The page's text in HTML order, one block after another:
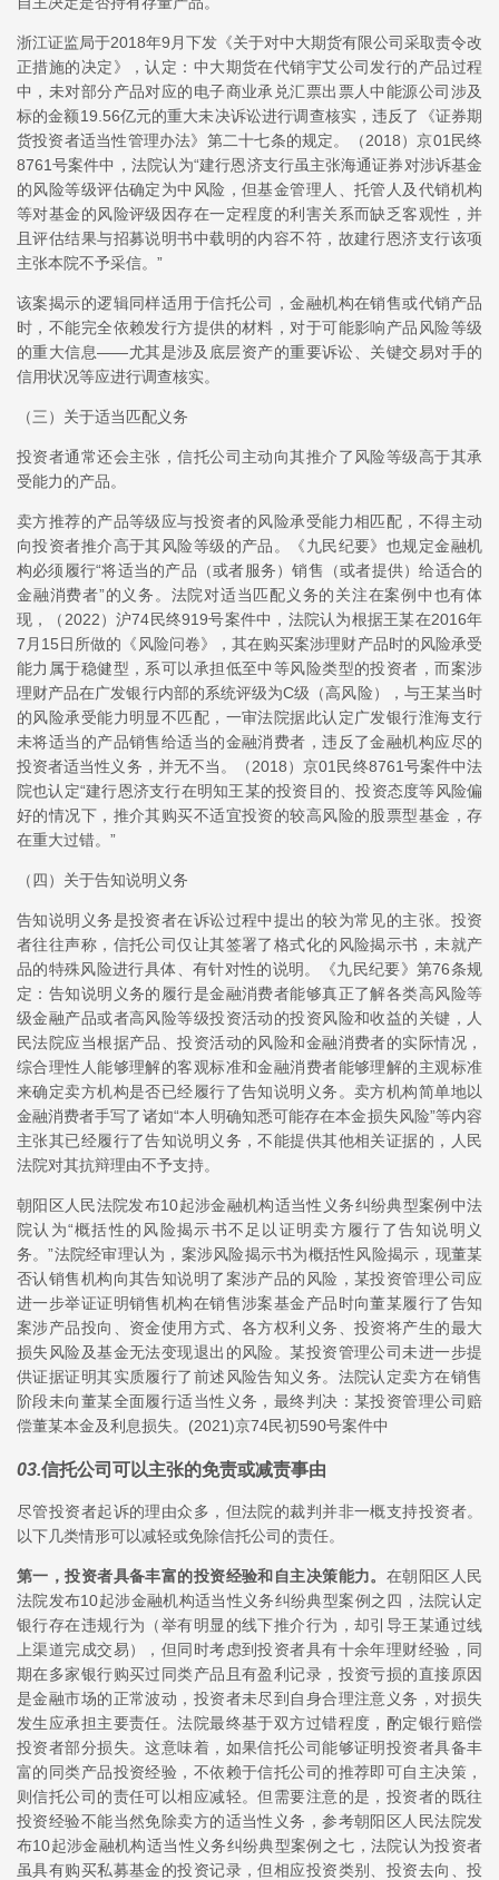
浙江证监局于2018年9月下发《关于对中大期货有限公司采取责令改
正措施的决定》，认定：中大期货在代销宇艾公司发行的产品过程
中，未对部分产品对应的电子商业承兑汇票出票人中能源公司涉及
标的金额19.56亿元的重大未决诉讼进行调查核实，违反了《证券期
货投资者适当性管理办法》第二十七条的规定。（2018）京01民终
8761号案件中，法院认为“建行恩济支行虽主张海通证券对涉诉基金
的风险等级评估确定为中风险，但基金管理人、托管人及代销机构
等对基金的风险评级因存在一定程度的利害关系而缺乏客观性，并
且评估结果与招募说明书中载明的内容不符，故建行恩济支行该项
主张本院不予采信。”
该案揭示的逻辑同样适用于信托公司，金融机构在销售或代销产品
时，不能完全依赖发行方提供的材料，对于可能影响产品风险等级
的重大信息——尤其是涉及底层资产的重要诉讼、关键交易对手的
信用状况等应进行调查核实。
（三）关于适当匹配义务
投资者通常还会主张，信托公司主动向其推介了风险等级高于其承
受能力的产品。
卖方推荐的产品等级应与投资者的风险承受能力相匹配，不得主动
向投资者推介高于其风险等级的产品。《九民纪要》也规定金融机
构必须履行“将适当的产品（或者服务）销售（或者提供）给适合的
金融消费者”的义务。法院对适当匹配义务的关注在案例中也有体
现，（2022）沪74民终919号案件中，法院认为根据王某在2016年
7月15日所做的《风险问卷》，其在购买案涉理财产品时的风险承受
能力属于稳健型，系可以承担低至中等风险类型的投资者，而案涉
理财产品在广发银行内部的系统评级为C级（高风险），与王某当时
的风险承受能力明显不匹配，一审法院据此认定广发银行淮海支行
未将适当的产品销售给适当的金融消费者，违反了金融机构应尽的
投资者适当性义务，并无不当。（2018）京01民终8761号案件中法
院也认定“建行恩济支行在明知王某的投资目的、投资态度等风险偏
好的情况下，推介其购买不适宜投资的较高风险的股票型基金，存
在重大过错。”
（四）关于告知说明义务
告知说明义务是投资者在诉讼过程中提出的较为常见的主张。投资
者往往声称，信托公司仅让其签署了格式化的风险揭示书，未就产
品的特殊风险进行具体、有针对性的说明。《九民纪要》第76条规
定：告知说明义务的履行是金融消费者能够真正了解各类高风险等
级金融产品或者高风险等级投资活动的投资风险和收益的关键，人
民法院应当根据产品、投资活动的风险和金融消费者的实际情况，
综合理性人能够理解的客观标准和金融消费者能够理解的主观标准
来确定卖方机构是否已经履行了告知说明义务。卖方机构简单地以
金融消费者手写了诸如“本人明确知悉可能存在本金损失风险”等内容
主张其已经履行了告知说明义务，不能提供其他相关证据的，人民
法院对其抗辩理由不予支持。
朝阳区人民法院发布10起涉金融机构适当性义务纠纷典型案例中法
院认为“概括性的风险揭示书不足以证明卖方履行了告知说明义
务。”法院经审理认为，案涉风险揭示书为概括性风险揭示，现董某
否认销售机构向其告知说明了案涉产品的风险，某投资管理公司应
进一步举证证明销售机构在销售涉案基金产品时向董某履行了告知
案涉产品投向、资金使用方式、各方权利义务、投资将产生的最大
损失风险及基金无法变现退出的风险。某投资管理公司未进一步提
供证据证明其实质履行了前述风险告知义务。法院认定卖方在销售
阶段未向董某全面履行适当性义务，最终判决：某投资管理公司赔
偿董某本金及利息损失。(2021)京74民初590号案件中
03.信托公司可以主张的免责或减责事由
尽管投资者起诉的理由众多，但法院的裁判并非一概支持投资者。
以下几类情形可以减轻或免除信托公司的责任。
第一，投资者具备丰富的投资经验和自主决策能力。 在朝阳区人民
法院发布10起涉金融机构适当性义务纠纷典型案例之四，法院认定
银行存在违规行为（举有明显的线下推介行为，却引导王某通过线
上渠道完成交易），但同时考虑到投资者具有十余年理财经验，同
期在多家银行购买过同类产品且有盈利记录，投资亏损的直接原因
是金融市场的正常波动，投资者未尽到自身合理注意义务，对损失
发生应承担主要责任。法院最终基于双方过错程度，酌定银行赔偿
投资者部分损失。这意味着，如果信托公司能够证明投资者具备丰
富的同类产品投资经验，不依赖于信托公司的推荐即可自主决策，
则信托公司的责任可以相应减轻。但需要注意的是，投资者的既往
投资经验不能当然免除卖方的适当性义务，参考朝阳区人民法院发
布10起涉金融机构适当性义务纠纷典型案例之七，法院认为投资者
虽具有购买私募基金的投资记录，但相应投资类别、投资去向、投